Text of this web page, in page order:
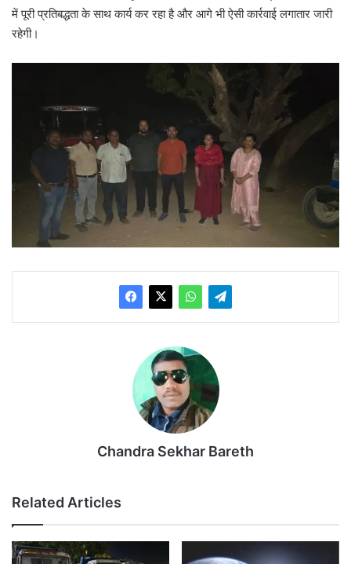
में पूरी प्रतिबद्धता के साथ कार्य कर रहा है और आगे भी ऐसी कार्रवाई लगातार जारी
रहेगी।
Chandra Sekhar Bareth
Related Articles